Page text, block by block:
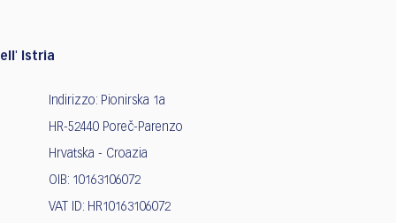
Istria
Indirizzo: Pionirska 1a
HR-52440 Poreč-Parenzo
Hrvatska - Croazia
OIB: 10163106072
VAT ID: HR10163106072